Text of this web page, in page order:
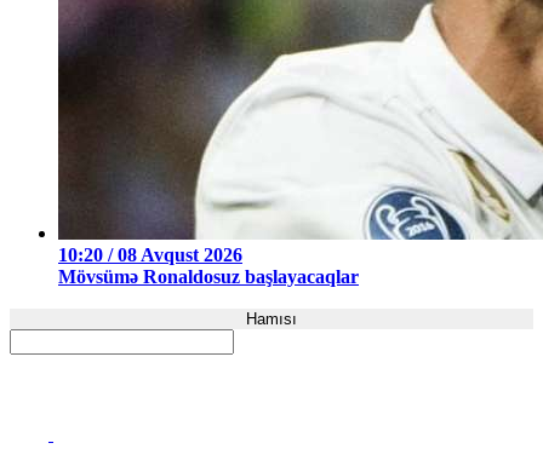
10:20 / 08 Avqust 2026
Mövsümə Ronaldosuz başlayacaqlar
Hamısı